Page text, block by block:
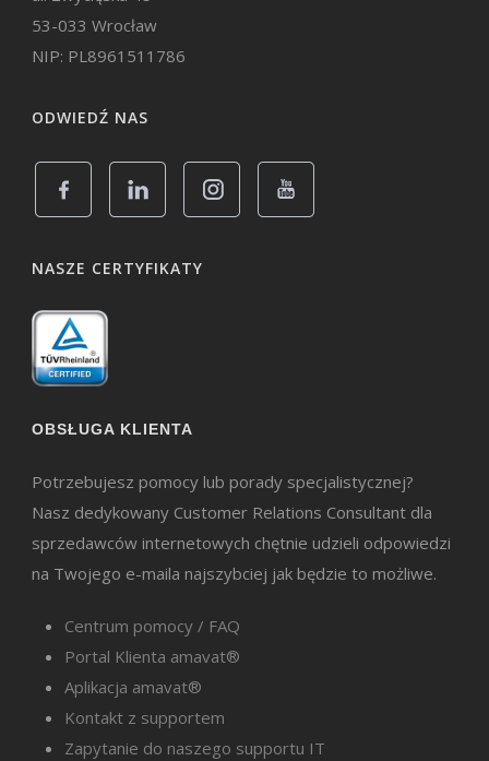
53-033 Wrocław
NIP: PL8961511786
ODWIEDŹ NAS
NASZE CERTYFIKATY
OBSŁUGA KLIENTA
Potrzebujesz pomocy lub porady specjalistycznej?
Nasz dedykowany Customer Relations Consultant dla
sprzedawców internetowych chętnie udzieli odpowiedzi
na Twojego e-maila najszybciej jak będzie to możliwe.
Centrum pomocy / FAQ
Portal Klienta amavat®
Aplikacja amavat®
Kontakt z supportem
Zapytanie do naszego supportu IT